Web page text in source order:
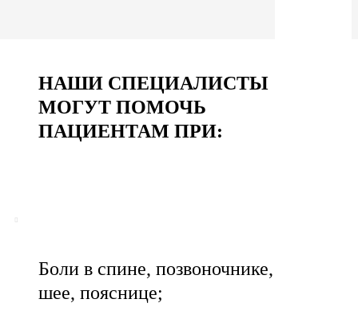
НАШИ СПЕЦИАЛИСТЫ
МОГУТ ПОМОЧЬ
ПАЦИЕНТАМ ПРИ:
Боли в спине, позвоночнике,
шее, пояснице;